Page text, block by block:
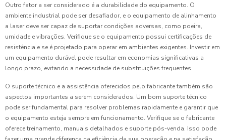
Outro fator a ser considerado é a durabilidade do equipamento. O
ambiente industrial pode ser desafiador, e o equipamento de alinhamento
a laser deve ser capaz de suportar condições adversas, como poeira,
umidade e vibrações. Verifique se o equipamento possui certificações de
resistência e se é projetado para operar em ambientes exigentes. Investir em
um equipamento durável pode resultar em economias significativas a
longo prazo, evitando a necessidade de substituições frequentes.
O suporte técnico e a assistência oferecidos pelo fabricante também são
aspectos importantes a serem considerados. Um bom suporte técnico
pode ser fundamental para resolver problemas rapidamente e garantir que
o equipamento esteja sempre em funcionamento. Verifique se o fabricante
oferece treinamento, manuais detalhados e suporte pós-venda. Isso pode